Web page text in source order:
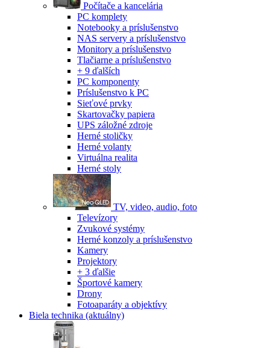
Počítače a kancelária
PC komplety
Notebooky a príslušenstvo
NAS servery a príslušenstvo
Monitory a príslušenstvo
Tlačiarne a príslušenstvo
+ 9 ďalších
PC komponenty
Príslušenstvo k PC
Sieťové prvky
Skartovačky papiera
UPS záložné zdroje
Herné stoličky
Herné volanty
Virtuálna realita
Herné stoly
TV, video, audio, foto
Televízory
Zvukové systémy
Herné konzoly a príslušenstvo
Kamery
Projektory
+ 3 ďalšie
Športové kamery
Drony
Fotoaparáty a objektívy
Biela technika (aktuálny)